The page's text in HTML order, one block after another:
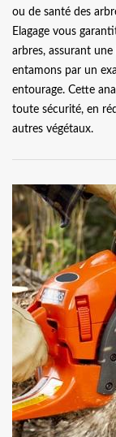
ou de santé des
Elagage vous
arbres, assurant
entamons par un
entourage. Cette
toute sécurité, en
autres végétaux.